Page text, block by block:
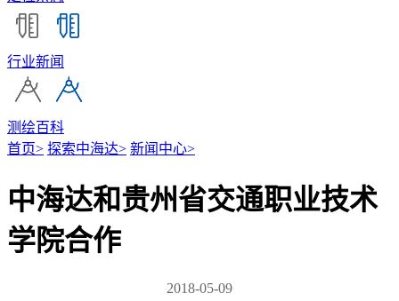
行业新闻
测绘百科
首页> 探索中海达> 新闻中心>
中海达和贵州省交通职业技术
学院合作
2018-05-09